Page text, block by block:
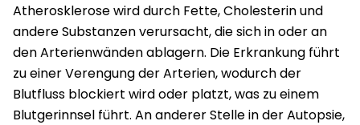
Atherosklerose wird durch Fette, Cholesterin und
andere Substanzen verursacht, die sich in oder an
den Arterienwänden ablagern. Die Erkrankung führt
zu einer Verengung der Arterien, wodurch der
Blutfluss blockiert wird oder platzt, was zu einem
Blutgerinnsel führt. An anderer Stelle in der Autopsie,